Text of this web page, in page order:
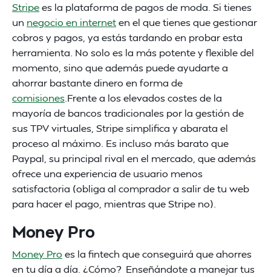
Stripees la plataforma de pagos de moda. Si tienes
un negocio en interneten el que tienes que gestionar
cobros y pagos, ya estás tardando en probar esta
herramienta. No solo es la más potente y flexible del
momento, sino que además puede ayudarte a
ahorrar bastante dinero en forma de
comisiones .Frente a los elevados costes de la
mayoría de bancos tradicionales por la gestión de
sus TPV virtuales, Stripe simplifica y abarata el
proceso al máximo. Es incluso más barato que
Paypal, su principal rival en el mercado, que además
ofrece una experiencia de usuario menos
satisfactoria (obliga al comprador a salir de tu web
para hacer el pago, mientras que Stripe no).
Money Pro
Money Pro es la fintech que conseguirá que ahorres
en tu día a día. ¿Cómo? Enseñándote a manejar tus